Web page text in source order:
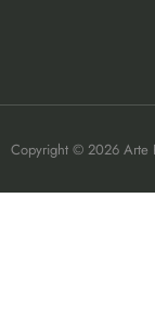
Copyright © 2026 Arte